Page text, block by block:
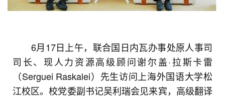
6月17日上午，联合国日内瓦办事处原人事司
司长、现人力资源高级顾问谢尔盖·拉斯卡雷
（Serguei Raskalei）先生访问上海外国语大学松
江校区。校党委副书记吴利瑞会见来宾，高级翻译